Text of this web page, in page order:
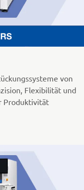
von
Flexibilität und
Produktivität